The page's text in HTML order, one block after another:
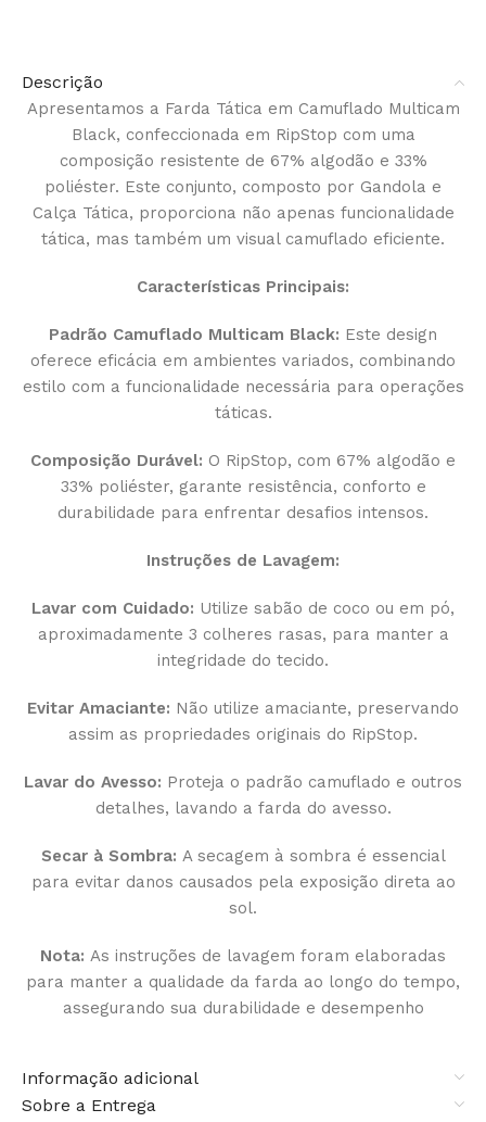
Descrição
Apresentamos a Farda Tática em Camuflado Multicam
Black, confeccionada em RipStop com uma
composição resistente de 67% algodão e 33%
poliéster. Este conjunto, composto por Gandola e
Calça Tática, proporciona não apenas funcionalidade
tática, mas também um visual camuflado eficiente.
Características Principais:
Padrão Camuflado Multicam Black: Este design
oferece eficácia em ambientes variados, combinando
estilo com a funcionalidade necessária para operações
táticas.
Composição Durável: O RipStop, com 67% algodão e
33% poliéster, garante resistência, conforto e
durabilidade para enfrentar desafios intensos.
Instruções de Lavagem:
Lavar com Cuidado: Utilize sabão de coco ou em pó,
aproximadamente 3 colheres rasas, para manter a
integridade do tecido.
Evitar Amaciante: Não utilize amaciante, preservando
assim as propriedades originais do RipStop.
Lavar do Avesso: Proteja o padrão camuflado e outros
detalhes, lavando a farda do avesso.
Secar à Sombra: A secagem à sombra é essencial
para evitar danos causados pela exposição direta ao
sol.
Nota: As instruções de lavagem foram elaboradas
para manter a qualidade da farda ao longo do tempo,
assegurando sua durabilidade e desempenho
Informação adicional
Sobre a Entrega